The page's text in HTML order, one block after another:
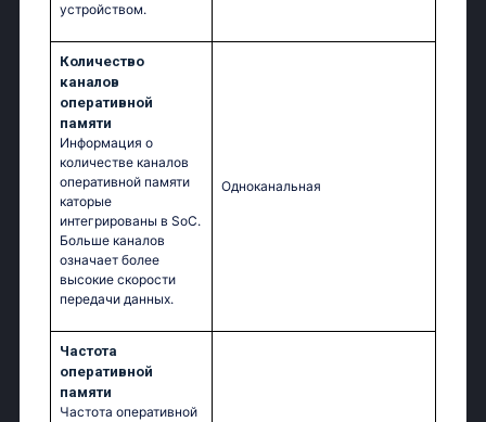
устройством.
Количество
каналов
оперативной
памяти
Информация о
количестве каналов
оперативной памяти
каторые
интегрированы в SoC.
Больше каналов
означает более
высокие скорости
передачи данных.
Одноканальная
Частота
оперативной
памяти
Частота оперативной